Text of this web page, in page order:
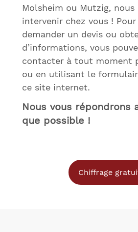
Molsheim ou Mutzig, nous
intervenir chez vous !
demander un devis ou
d’informations, vous
contacter à tout moment
ou en utilisant le
ce site internet.
Nous vous répondrons
que possible !
Chiffrage